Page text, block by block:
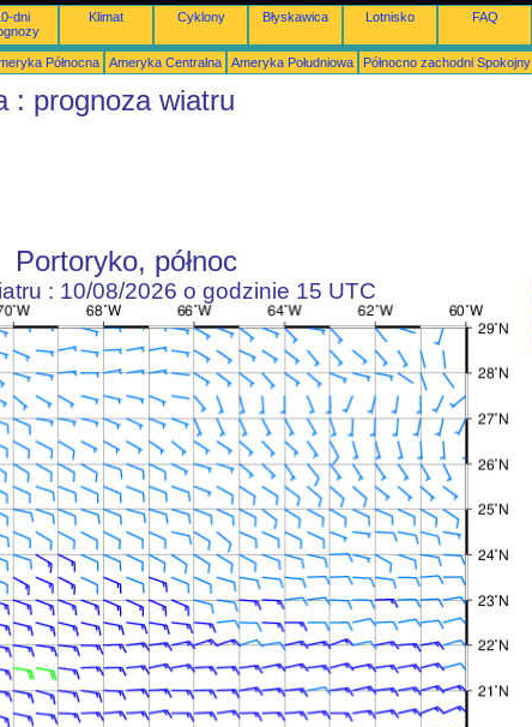
dni
Klimat Cyklony Błyskawica Lotnisko FAQ
Północna Ameryka Centralna Ameryka Południowa Północno zachodni Spokojny
: prognoza wiatru
Portoryko, północ
: 10/08/2026 o godzinie 15 UTC